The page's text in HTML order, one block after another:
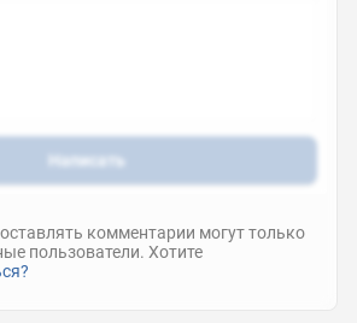
Написать
комментарии могут только
пользователи. Хотите